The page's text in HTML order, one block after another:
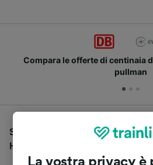
Compara le offerte di centinaia
pullman
Se stai cercando un pullman per
Heidelberg a Wiesbaden Hbf,
La vostra privacy